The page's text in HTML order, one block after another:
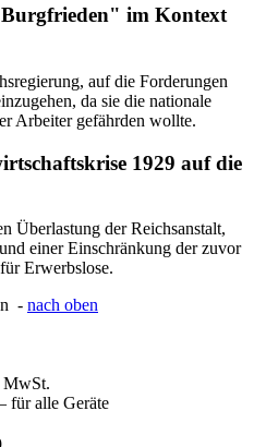
im Kontext
auf die Forderungen
da sie die nationale
Arbeiter gefährden wollte.
1929 auf die
Überlastung der Reichsanstalt,
einer Einschränkung der zuvor
Erwerbslose.
- nach oben
MwSt.
für alle Geräte